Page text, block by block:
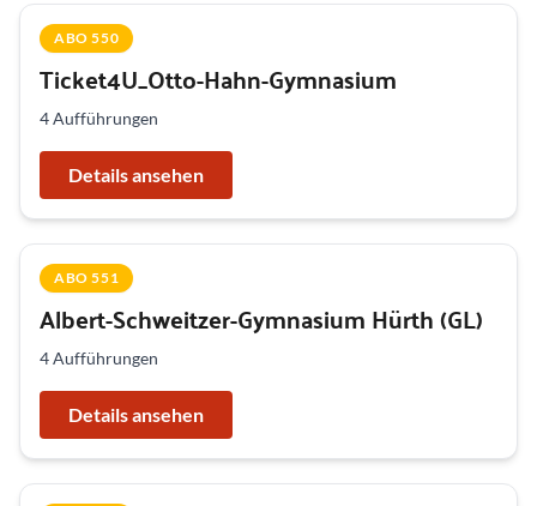
ABO 550
Ticket4U_Otto-Hahn-Gymnasium
4 Aufführungen
Details ansehen
ABO 551
Albert-Schweitzer-Gymnasium Hürth (GL)
4 Aufführungen
Details ansehen